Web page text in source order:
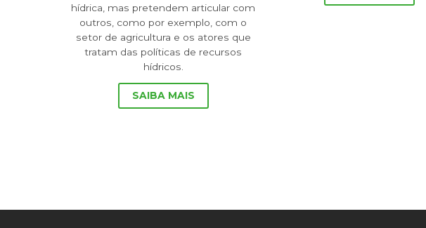
hídrica, mas pretendem articular com
outros, como por exemplo, com o
setor de agricultura e os atores que
tratam das políticas de recursos
hídricos.
SAIBA MAIS